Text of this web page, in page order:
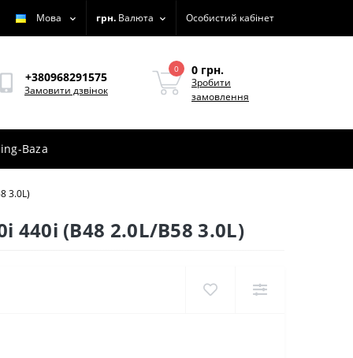
Мова грн. Валюта Особистий кабінет
+380968291575
Замовити дзвінок
0 0 грн.
Зробити
замовлення
Baza
3.0L)
440i (B48 2.0L/B58 3.0L)